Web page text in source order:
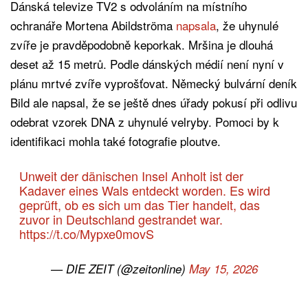
Dánská televize TV2 s odvoláním na místního
ochranáře Mortena Abildströma napsala, že uhynulé
zvíře je pravděpodobně keporkak. Mršina je dlouhá
deset až 15 metrů. Podle dánských médií není nyní v
plánu mrtvé zvíře vyprošťovat. Německý bulvární deník
Bild ale napsal, že se ještě dnes úřady pokusí při odlivu
odebrat vzorek DNA z uhynulé velryby. Pomoci by k
identifikaci mohla také fotografie ploutve.
Unweit der dänischen Insel Anholt ist der
Kadaver eines Wals entdeckt worden. Es wird
geprüft, ob es sich um das Tier handelt, das
zuvor in Deutschland gestrandet war.
https://t.co/Mypxe0movS
— DIE ZEIT (@zeitonline) May 15, 2026